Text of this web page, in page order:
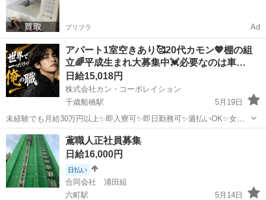
プリフラ Ad
アパート1室空きあり🥰20代カモン💖棚の組
立🌈平成生まれ大募集中💓必要なのは車…
日給15,018円
株式会社カン・コーポレイション
千歳船橋駅
5月19日
未経験でも月給30万円以上✨即入寮可✨即日勤務可✨週払いOK✨女性
OK✨派手髪OK✨ピアスOK✨ネイルOK✨髭さんOK✨私服通勤OK✨バ
イク･自転車通勤OK✨手ぶら面接OK✨未経験者OK✨WワークOK✨友達
と応募もOK✨シフ...
東京 世田谷区 千歳船橋駅
鳶職人正社員募集
日給16,000円
日払い
合同会社 浦田組
六町駅
5月14日